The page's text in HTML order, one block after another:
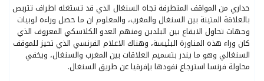
حداري من المواقف المتطرفة تجاه السنغال الذي قد تستغله اطراف تتربص
بالعلاقة المتينة بين السنغال والمغرب، والمعلوم ان ما حصل وراءه لوبيات
وجهات تحاول الايقاع بين البلدين ومنهم العدو الكلاسكي المعروف الذي
كان وراء هذه المناورة البئيسة، وهناك الاعلام الفرنسي الذي تحيز للموقف
السنغالي وهو ما يندر بتسميم العلاقات بين المغرب والسنغال، ويخفي
محاولة فرنسا استرجاع نفودها بإفرقيا عن طريق السنغال.